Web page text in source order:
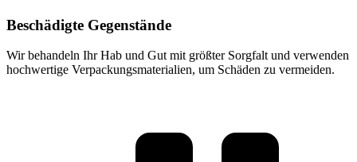
Beschädigte Gegenstände
Wir behandeln Ihr Hab und Gut mit größter Sorgfalt und verwenden
hochwertige Verpackungsmaterialien, um Schäden zu vermeiden.